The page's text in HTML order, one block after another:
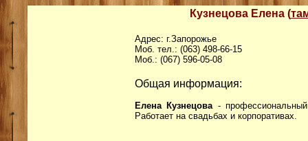
Кузнецова Елена (
Адрес: г.Запорожье
Моб. тел.: (063) 498-66-15
Моб.: (067) 596-05-08
Общая информация:
Елена Кузнецова-
Работает на свадьбах и корпоративах.